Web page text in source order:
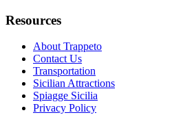
Resources
About Trappeto
Contact Us
Transportation
Sicilian Attractions
Spiagge Sicilia
Privacy Policy